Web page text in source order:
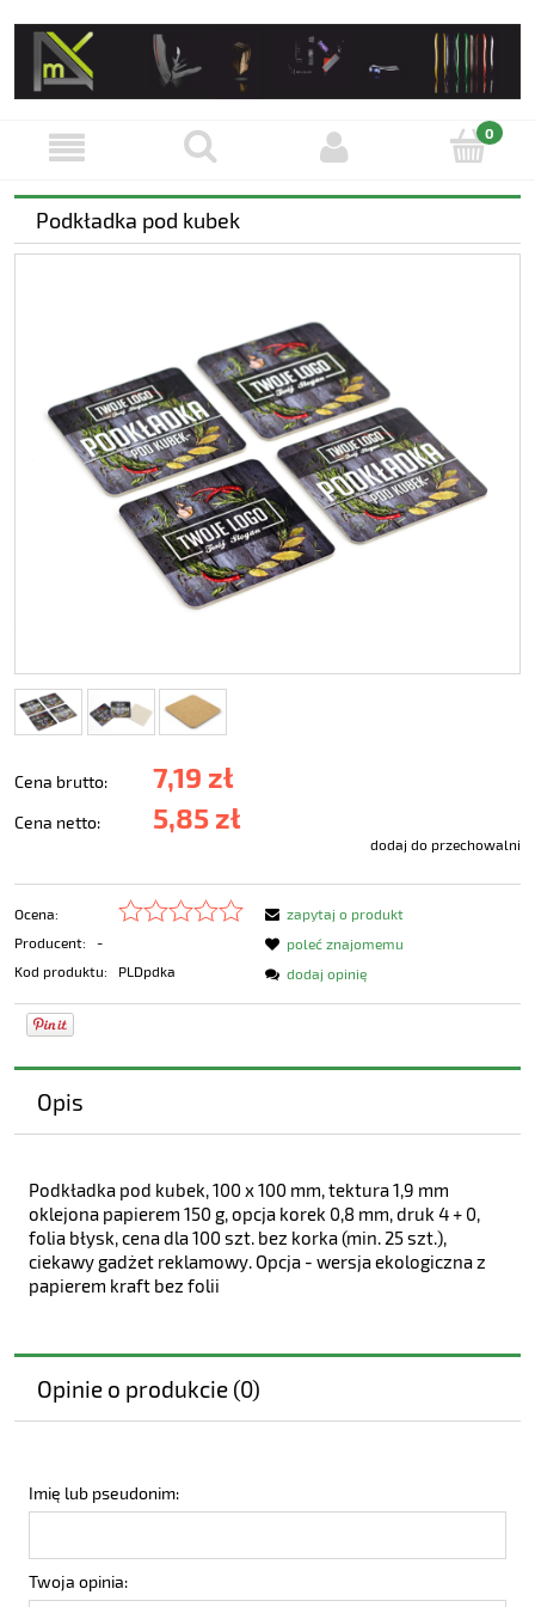
Podkładka pod kubek
Cena brutto: 7,19 zł
Cena netto: 5,85 zł
dodaj do przechowalni
Ocena:
Producent:
-
Kod produktu:
PLDpdka
zapytaj o produkt
poleć znajomemu
dodaj opinię
Opis
Podkładka pod kubek, 100 x 100 mm, tektura 1,9 mm
oklejona papierem 150 g, opcja korek 0,8 mm, druk 4 + 0,
folia błysk, cena dla 100 szt. bez korka (min. 25 szt.),
ciekawy gadżet reklamowy. Opcja - wersja ekologiczna z
papierem kraft bez folii
Opinie o produkcie (0)
Imię lub pseudonim:
Twoja opinia: